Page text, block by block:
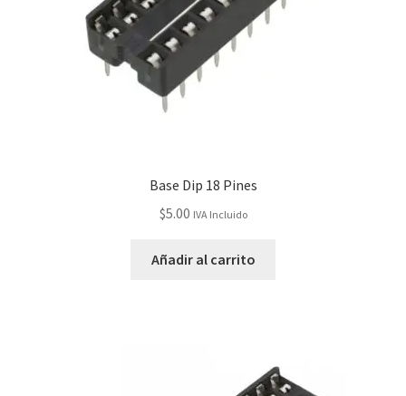
Base Dip 18 Pines
$5.00 IVA Incluido
Añadir al carrito